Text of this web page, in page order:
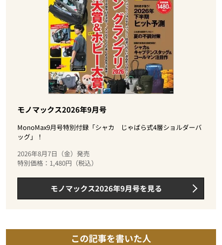
モノマックス2026年9月号
MonoMax9月号特別付録「シャカ じゃばら式4層ショルダーバ
ッグ」！
2026年8月7日（金）発売
特別価格：1,480円（税込）
モノマックス2026年9月号を見る
この記事を書いた人